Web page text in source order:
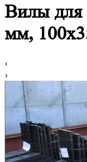
Вилы для
мм,
‹
›